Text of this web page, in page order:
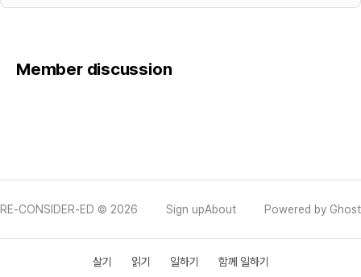
Member discussion
RE-CONSIDER-ED © 2026 Sign upAbout Powered by Ghost
살기 읽기 일하기 함께 일하기